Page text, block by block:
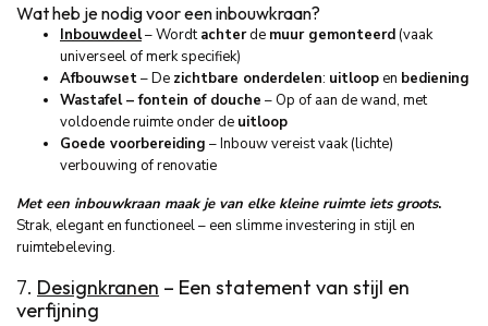
Wat heb je nodig voor een inbouwkraan?
Inbouwdeel– Wordtachterde muur gemonteerd(vaak
universeel of merk specifiek)
Afbouwset– De zichtbare onderdelen: uitloopen bediening
Wastafel – fontein of douche – Op of aan de wand, met
voldoende ruimte onder de uitloop
Goede voorbereiding – Inbouw vereist vaak (lichte)
verbouwing of renovatie
Met een inbouwkraan maak je van elke kleine ruimte iets groots.
Strak, elegant en functioneel – een slimme investering in stijl en
ruimtebeleving.
7. Designkranen – Een statement van stijl en
verfijning